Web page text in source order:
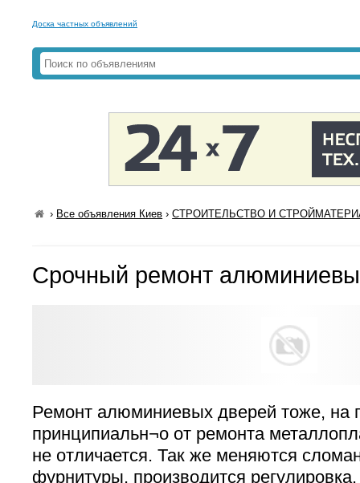
Доска частных объявлений
› Все объявления Киев ›СТРОИТЕЛЬСТВО И
Срочный ремонт
Ремонт алюминиевых дверей тоже, на
принципиальн¬о от ремонта
не отличается. Так же меняются
фурнитуры, производится